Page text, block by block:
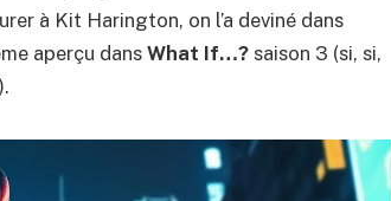
à Kit Harington, on l’a deviné dans
aperçu dansWhat If…? saison 3 (si, si,